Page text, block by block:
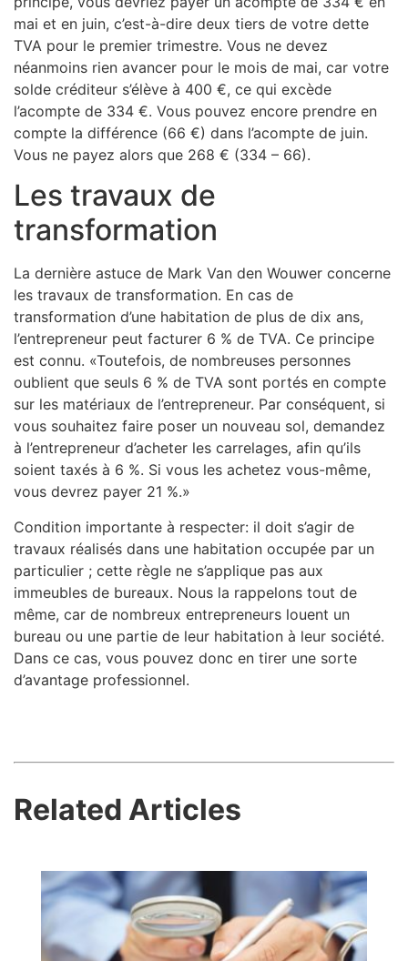
mai et en juin, c’est-à-dire deux tiers de votre dette
TVA pour le premier trimestre. Vous ne devez
néanmoins rien avancer pour le mois de mai, car votre
solde créditeur s’élève à 400 €, ce qui excède
l’acompte de 334 €. Vous pouvez encore prendre en
compte la différence (66 €) dans l’acompte de juin.
Vous ne payez alors que 268 € (334 – 66).
Les travaux de
transformation
La dernière astuce de Mark Van den Wouwer concerne
les travaux de transformation. En cas de
transformation d’une habitation de plus de dix ans,
l’entrepreneur peut facturer 6 % de TVA. Ce principe
est connu. «Toutefois, de nombreuses personnes
oublient que seuls 6 % de TVA sont portés en compte
sur les matériaux de l’entrepreneur. Par conséquent, si
vous souhaitez faire poser un nouveau sol, demandez
à l’entrepreneur d’acheter les carrelages, afin qu’ils
soient taxés à 6 %. Si vous les achetez vous-même,
vous devrez payer 21 %.»
Condition importante à respecter: il doit s’agir de
travaux réalisés dans une habitation occupée par un
particulier ; cette règle ne s’applique pas aux
immeubles de bureaux. Nous la rappelons tout de
même, car de nombreux entrepreneurs louent un
bureau ou une partie de leur habitation à leur société.
Dans ce cas, vous pouvez donc en tirer une sorte
d’avantage professionnel.
Related Articles